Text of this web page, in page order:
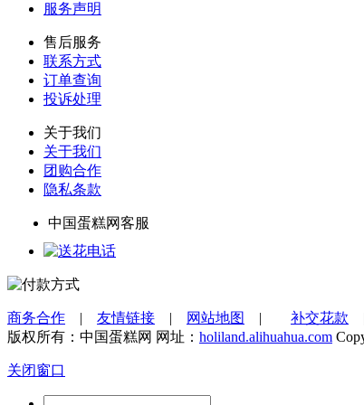
服务声明
售后服务
联系方式
订单查询
投诉处理
关于我们
关于我们
团购合作
隐私条款
中国蛋糕网客服
商务合作 | 友情链接 | 网站地图 | 补交花款
版权所有：中国蛋糕网 网址： holiland.alihuahua.com
关闭窗口